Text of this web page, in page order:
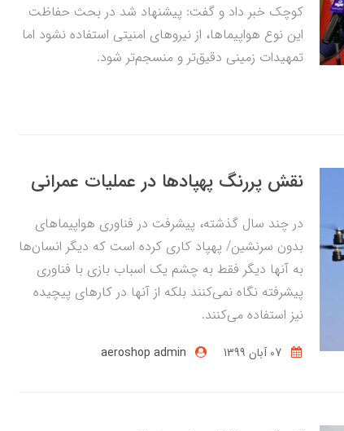
کوچک خبر داد و گفت: پیشنهاد شد در بحث حفاظت
این نوع هواپیماها، از نیروهای امنیتی استفاده نشود اما
تمهیدات زمینی دقیق‌تر و منسجم‌تر شود.
نقش پررنگ پهپادها در عملیات عمرانی
در چند سال گذشته، پیشرفت در فناوری هواپیماهای
بدون سرنشین/ پهپاد کاری کرده است که دیگر انسان‌ها
به آنها دیگر فقط به چشم یک اسباب بازی با فناوری
پیشرفته نگاه نمی‌کنند بلکه از آنها در کارهای پیچیده
نیز استفاده می‌کنند.
aeroshop admin